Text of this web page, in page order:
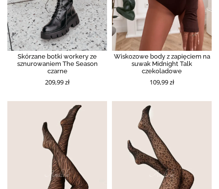
Skórzane botki workery ze
sznurowaniem The Season
czarne
209,99 zł
Wiskozowe body z zapięciem na
suwak Midnight Talk
czekoladowe
109,99 zł